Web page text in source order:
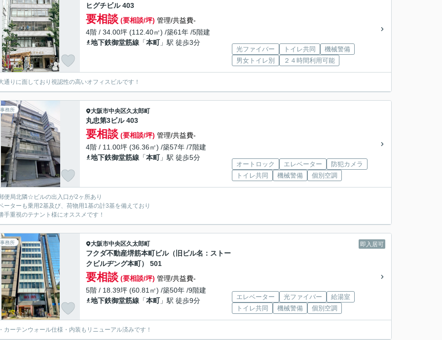
ヒグチビル 403
要相談 (要相談/坪) 管理/共益費-
4階 / 34.00坪 (112.40㎡) /築61年 /5階建
地下鉄御堂筋線 「本町」駅 徒歩3分
光ファイバー トイレ共同
機械警備
男女トイレ別
２４時間利用可能
通りに面しており視認性の高いオフィスビルです！
事務所 大阪市中央区久太郎町
丸忠第3ビル 403
要相談 (要相談/坪) 管理/共益費-
4階 / 11.00坪 (36.36㎡) /築57年 /7階建
地下鉄御堂筋線 「本町」駅 徒歩5分
オートロック エレベーター
防犯カメラ
トイレ共同
機械警備 個別空調
便局北隣☆ビルの出入口が2ヶ所あり
ーターも乗用2基及び、荷物用1基の計3基を備えており
手重視のテナント様にオススメです！
事務所 即入居可
大阪市中央区久太郎町
フクダ不動産堺筋本町ビル（旧ビル名：ストー
クビルヂング本町） 501
要相談 (要相談/坪) 管理/共益費-
5階 / 18.39坪 (60.81㎡) /築50年 /9階建
地下鉄御堂筋線 「本町」駅 徒歩9分 エレベーター 光ファイバー
給湯室
トイレ共同
機械警備 個別空調
カーテンウォール仕様・内装もリニューアル済みです！